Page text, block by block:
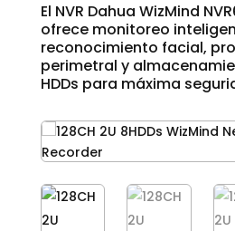
El NVR Dahua WizMind
ofrece monitoreo
reconocimiento facial,
perimetral y
HDDs para máxima